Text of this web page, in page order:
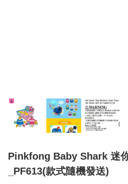
Pinkfong Baby Shark 迷
_PF613(款式隨機發送)